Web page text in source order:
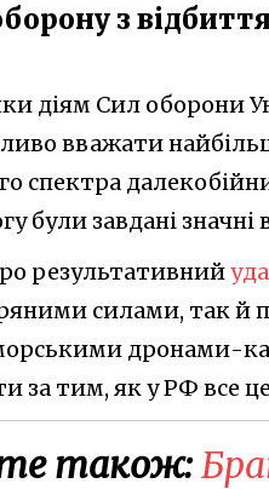
з
діям Сил оборони
вважати
спектра
були завдані значні
результативний
силами, так й
дронами-
за тим, як у РФ все
також: